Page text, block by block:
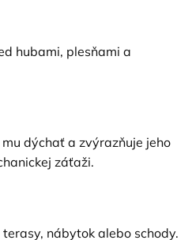
hubami, plesňami a
dýchať a zvýrazňuje jeho
záťaži.
nábytok alebo schody.